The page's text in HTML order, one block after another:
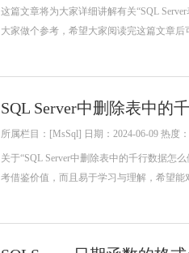
这篇文章将为大家详细讲解有关“SQL
大家做个参考，希望大家阅读完这篇文章后
SQL Server中删除表中的
所属栏目：[MsSql] 日期：2024-06-09 热度
关于“SQL Server中删除表中的千行数据怎
考借鉴价值，而且易于学习与理解，希望能